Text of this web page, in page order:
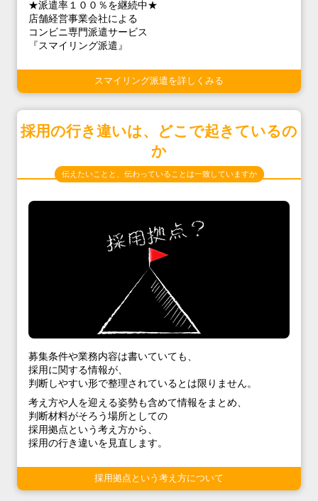
★派遣率１００％を継続中★
店舗経営事業会社による
コンビニ専門派遣サービス
『スマイリング派遣』
スマイリング派遣を詳しくみる
採用の行き違いは、どこで起きているの
か
伝えたいことと、伝わっていることは一致していますか
募集条件や業務内容は書いていても、
採用に関する情報が、
判断しやすい形で整理されているとは限りません。
考え方や人を迎える姿勢も含めて情報をまとめ、
判断材料がそろう場所としての
採用拠点という考え方から、
採用の行き違いを見直します。
採用拠点という考え方について